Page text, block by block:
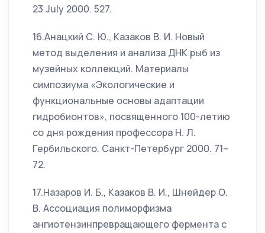
23 July 2000. 527.
16.Анацкий С. Ю., Казаков В. И. Новый
метод выделения и анализа ДНК рыб из
музейных коллекций. Материалы
симпозиума «Экологические и
функциональные основы адаптации
гидробионтов», посвященного 100-летию
со дня рождения профессора Н. Л.
Гербильского. Санкт-Петербург 2000. 71–
72.
17.Назаров И. Б., Казаков В. И., Шнейдер О.
В. Ассоциация полиморфизма
ангиотензинпревращающего фермента с